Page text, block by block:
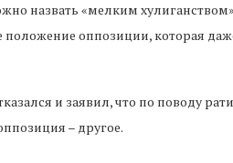
назвать «мелким
положение оппозиции, которая
и заявил, что по поводу
– другое.